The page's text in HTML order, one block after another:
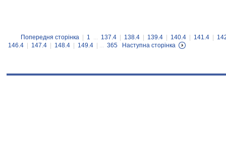
Попередня сторінка 1 ... 137.4 138.4 139.4 140.4 141.4
146.4
147.4 148.4 149.4 | ... 365 Наступна сторінка